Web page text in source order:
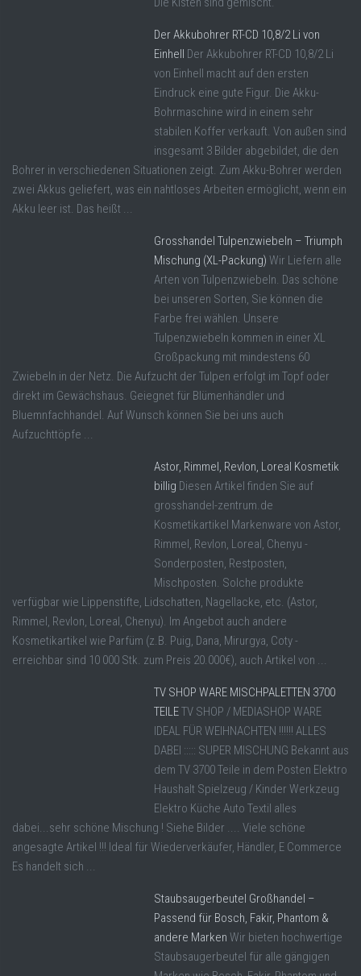
Der Akkubohrer RT-CD 10,8/2 Li von
Einhell Der Akkubohrer RT-CD 10,8/2 Li
von Einhell macht auf den ersten
Eindruck eine gute Figur. Die Akku-
Bohrmaschine wird in einem sehr
stabilen Koffer verkauft. Von außen sind
insgesamt 3 Bilder abgebildet, die den
Bohrer in verschiedenen Situationen zeigt. Zum Akku-Bohrer werden
zwei Akkus geliefert, was ein nahtloses Arbeiten ermöglicht, wenn ein
Akku leer ist. Das heißt ...
Grosshandel Tulpenzwiebeln – Triumph
Mischung (XL-Packung) Wir Liefern alle
Arten von Tulpenzwiebeln. Das schöne
bei unseren Sorten, Sie können die
Farbe frei wählen. Unsere
Tulpenzwiebeln kommen in einer XL
Großpackung mit mindestens 60
Zwiebeln in der Netz. Die Aufzucht der Tulpen erfolgt im Topf oder
direkt im Gewächshaus. Geiegnet für Blümenhändler und
Bluemnfachhandel. Auf Wunsch können Sie bei uns auch
Aufzuchttöpfe ...
Astor, Rimmel, Revlon, Loreal Kosmetik
billig Diesen Artikel finden Sie auf
grosshandel-zentrum.de
Kosmetikartikel Markenware von Astor,
Rimmel, Revlon, Loreal, Chenyu -
Sonderposten, Restposten,
Mischposten. Solche produkte
verfügbar wie Lippenstifte, Lidschatten, Nagellacke, etc. (Astor,
Rimmel, Revlon, Loreal, Chenyu). Im Angebot auch andere
Kosmetikartikel wie Parfüm (z.B. Puig, Dana, Mirurgya, Coty -
erreichbar sind 10 000 Stk. zum Preis 20.000€), auch Artikel von ...
TV SHOP WARE MISCHPALETTEN 3700
TEILETV SHOP / MEDIASHOP WARE
IDEAL FÜR WEIHNACHTEN !!!!!! ALLES
DABEI ::::: SUPER MISCHUNG Bekannt aus
dem TV 3700 Teile in dem Posten Elektro
Haushalt Spielzeug / Kinder Werkzeug
Elektro Küche Auto Textil alles
dabei...sehr schöne Mischung ! Siehe Bilder .... Viele schöne
angesagte Artikel !!! Ideal für Wiederverkäufer, Händler, E Commerce
Es handelt sich ...
Staubsaugerbeutel Großhandel –
Passend für Bosch, Fakir, Phantom &
andere Marken Wir bieten hochwertige
Staubsaugerbeutel für alle gängigen